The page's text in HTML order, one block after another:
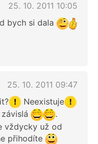
25. 10. 2011 10:05
bych si dala
25. 10. 2011 09:47
Neexistuje
.
vždycky už od
přihodíte